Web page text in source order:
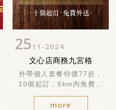
2511 2024
文心店商務九宮格
外帶個人套餐特價77折，
10個起訂，5km內免費外
more